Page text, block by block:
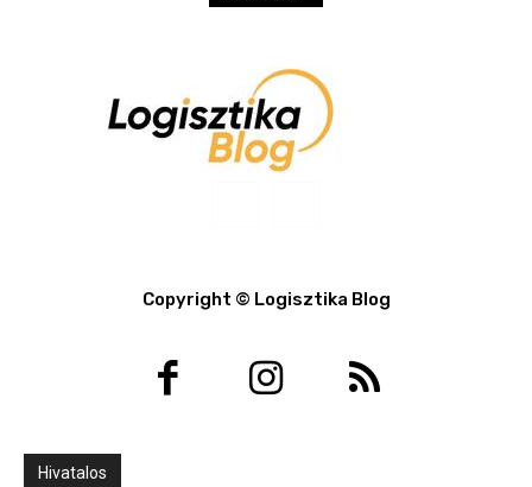
Copyright © Logisztika Blog
Hivatalos